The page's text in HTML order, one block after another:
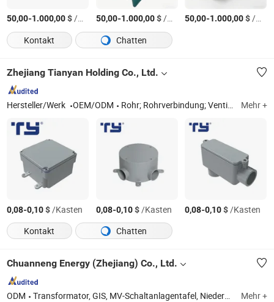
50,00-1.000,00$/Meter 50,00-1.000,00$/Meter 50,00-1.000,00$/Meter
Kontakt
Chatten
Zhejiang Tianyan Holding Co., Ltd.
Hersteller/Werk OEM/ODM Rohr; Rohrverbindung; Ventil; Wasserhahn Mehr +
0,08-0,10$/Kasten 0,08-0,10$/Kasten 0,08-0,10$/Kasten
Kontakt
Chatten
Chuanneng Energy (Zhejiang) Co., Ltd.
ODM Transformator, GIS, MV-Schaltanlagentafel, Niederspannungsschaltanlagentafel, vorgefertigter Umspannungsstation, MV-Cubicle und Komponenten, MV-Cubicle und Komponenten, Installation der Blindleistungscompensation Mehr +